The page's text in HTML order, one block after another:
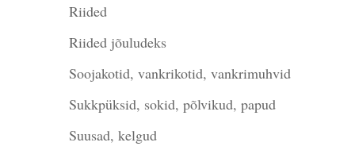
Riided
Riided jõuludeks
Soojakotid, vankrikotid, vankrimuhvid
Sukkpüksid, sokid, põlvikud, papud
Suusad, kelgud